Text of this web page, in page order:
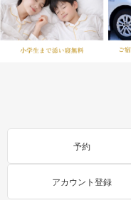
予約
アカウント登録